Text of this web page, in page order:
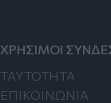
ΧΡΗΣΙΜΟΙ
TAYTOTHTA
ΕΠΙΚΟΙΝΩΝΙΑ